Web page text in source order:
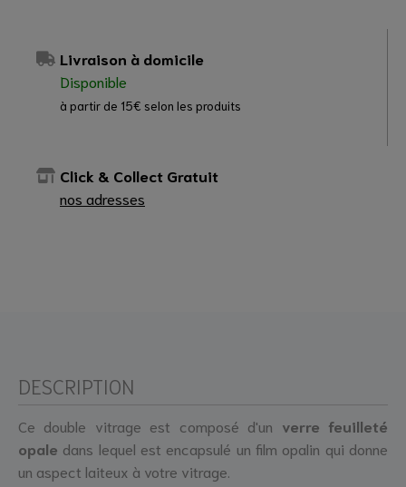
Livraison à domicile
Disponible
à partir de 15€ selon les produits
Click & Collect Gratuit
nos adresses
DESCRIPTION
Ce double vitrage est composé d'un verre feuilleté
opale dans lequel est encapsulé un film opalin qui donne
un aspect laiteux à votre vitrage.